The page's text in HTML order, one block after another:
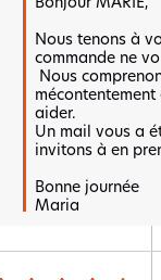
Bonjour MARIE,
Nous tenons à
commande ne
aider.
Un mail vous a
invitons à en
Bonne journée
Maria